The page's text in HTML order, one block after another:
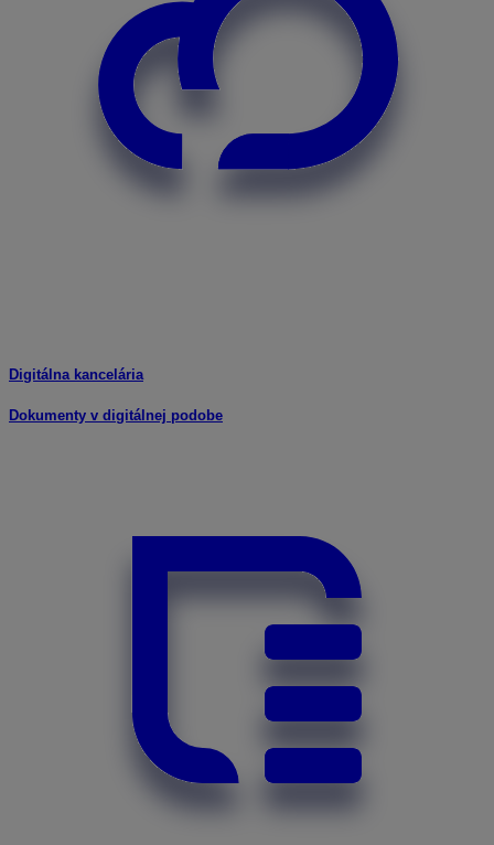
Digitálna kancelária
Dokumenty v digitálnej podobe